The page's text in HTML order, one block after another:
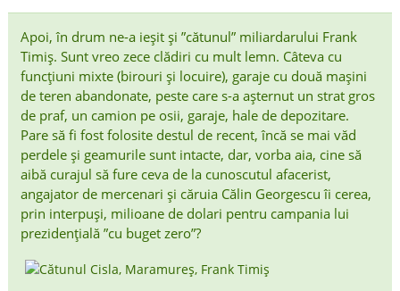
Apoi, în drum ne-a ieșit și ”cătunul” miliardarului Frank
Timiș. Sunt vreo zece clădiri cu mult lemn. Câteva cu
funcțiuni mixte (birouri și locuire), garaje cu două mașini
de teren abandonate, peste care s-a așternut un strat gros
de praf, un camion pe osii, garaje, hale de depozitare.
Pare să fi fost folosite destul de recent, încă se mai văd
perdele și geamurile sunt intacte, dar, vorba aia, cine să
aibă curajul să fure ceva de la cunoscutul afacerist,
angajator de mercenari și căruia Călin Georgescu îi cerea,
prin interpuși, milioane de dolari pentru campania lui
prezidențială ”cu buget zero”?